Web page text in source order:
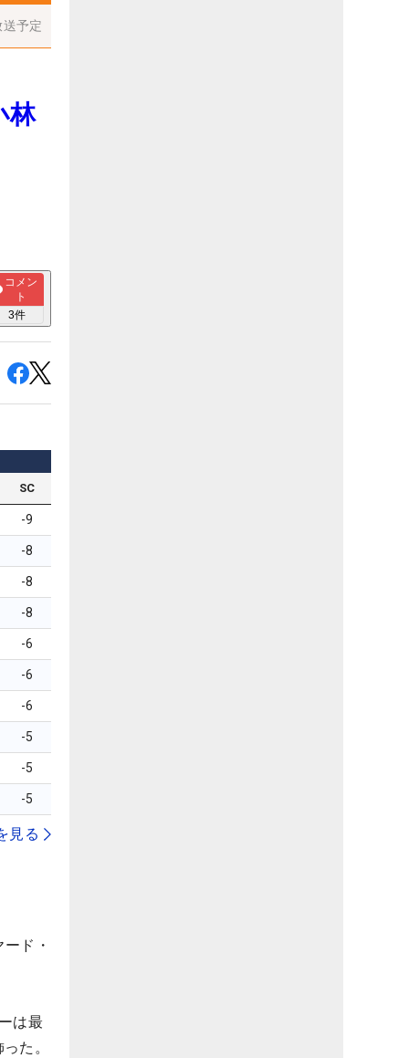
予定
林
コメン
ト
3件
SC
-9
-8
-8
-8
-6
-6
-6
-5
-5
-5
見る
ド・
は最
た。